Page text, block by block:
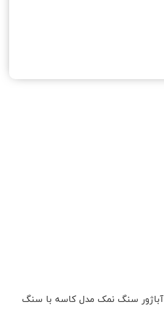
آباژور سنگ نمک مدل کاسه با سنگ